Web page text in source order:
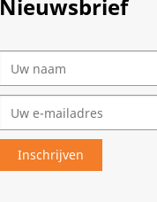
Nieuwsbrief